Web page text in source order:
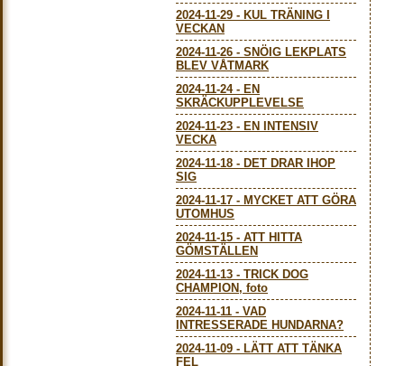
2024-11-29 - KUL TRÄNING I
VECKAN
2024-11-26 - SNÖIG LEKPLATS
BLEV VÅTMARK
2024-11-24- EN
SKRÄCKUPPLEVELSE
2024-11-23 - EN INTENSIV
VECKA
2024-11-18 - DET DRAR IHOP
SIG
2024-11-17 - MYCKET ATT GÖRA
UTOMHUS
2024-11-15 - ATT HITTA
GÖMSTÄLLEN
2024-11-13 - TRICK DOG
CHAMPION, foto
2024-11-11 - VAD
INTRESSERADE HUNDARNA?
2024-11-09 - LÄTT ATT TÄNKA
FEL